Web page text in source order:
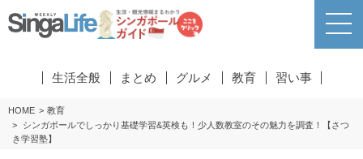
生活全般 まとめ グルメ 教育 習い事
HOME
教育
シンガポールでしっかり基礎学習&英検も！少人数教室のその魅力を調査！【さつ
き学習塾】